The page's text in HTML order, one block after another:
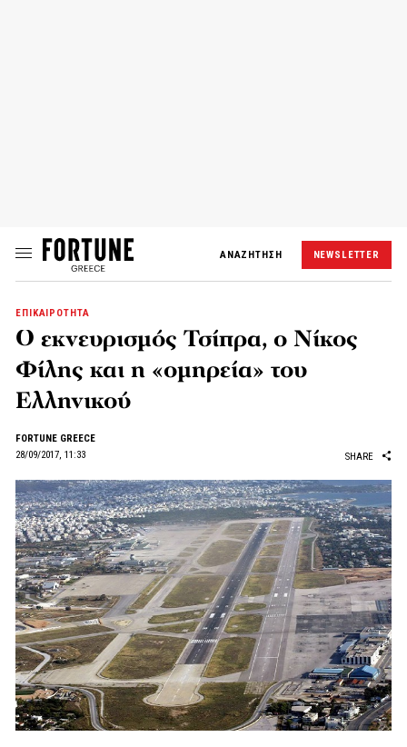
ΑΝΑΖΗΤΗΣΗ NEWSLETTER
ΕΠΙΚΑΙΡΟΤΗΤΑ
Ο εκνευρισμός Τσίπρα, ο Νίκος
Φίλης και η «ομηρεία» του
Ελληνικού
FORTUNE GREECE
28/09/2017, 11:33
SHARE